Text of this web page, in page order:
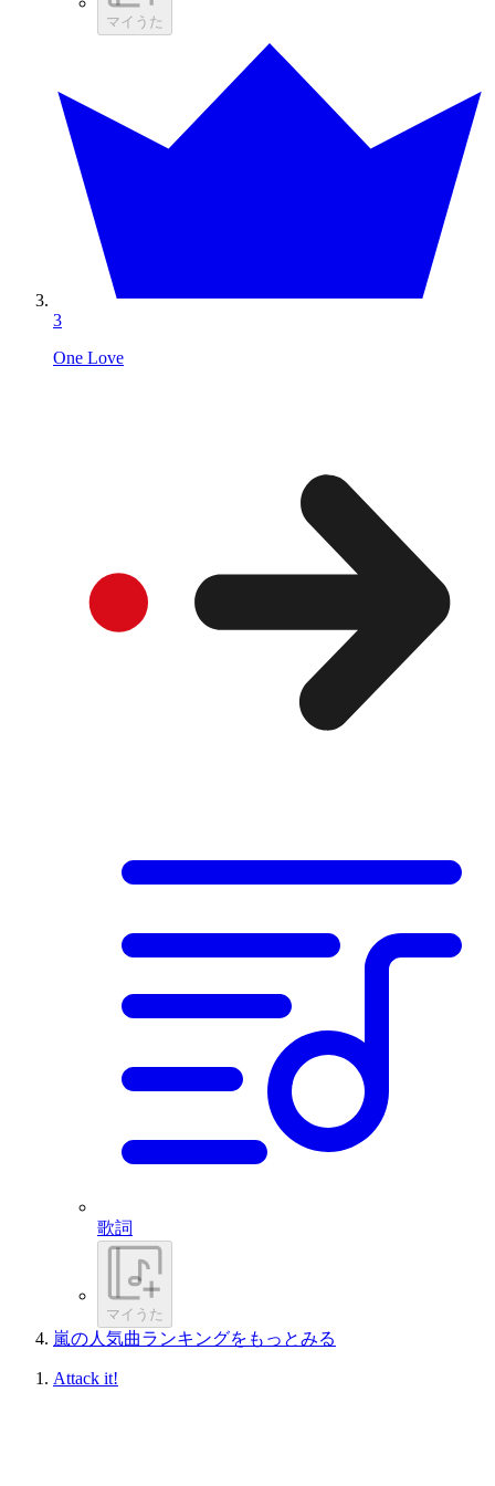
マイうた
3
One Love
歌詞
マイうた
嵐の人気曲ランキングをもっとみる
Attack it!